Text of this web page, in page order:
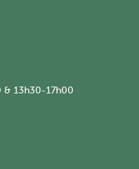
& 13h30-17h00